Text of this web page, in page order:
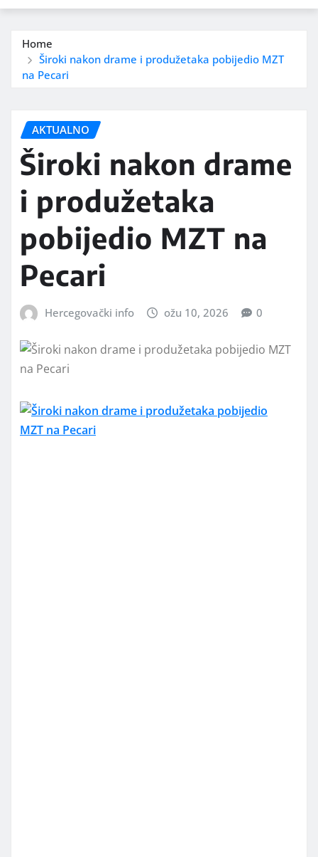
Home
Široki nakon drame i produžetaka pobijedio MZT
na Pecari
AKTUALNO
Široki nakon drame
i produžetaka
pobijedio MZT na
Pecari
Hercegovački info ožu 10, 2026 0